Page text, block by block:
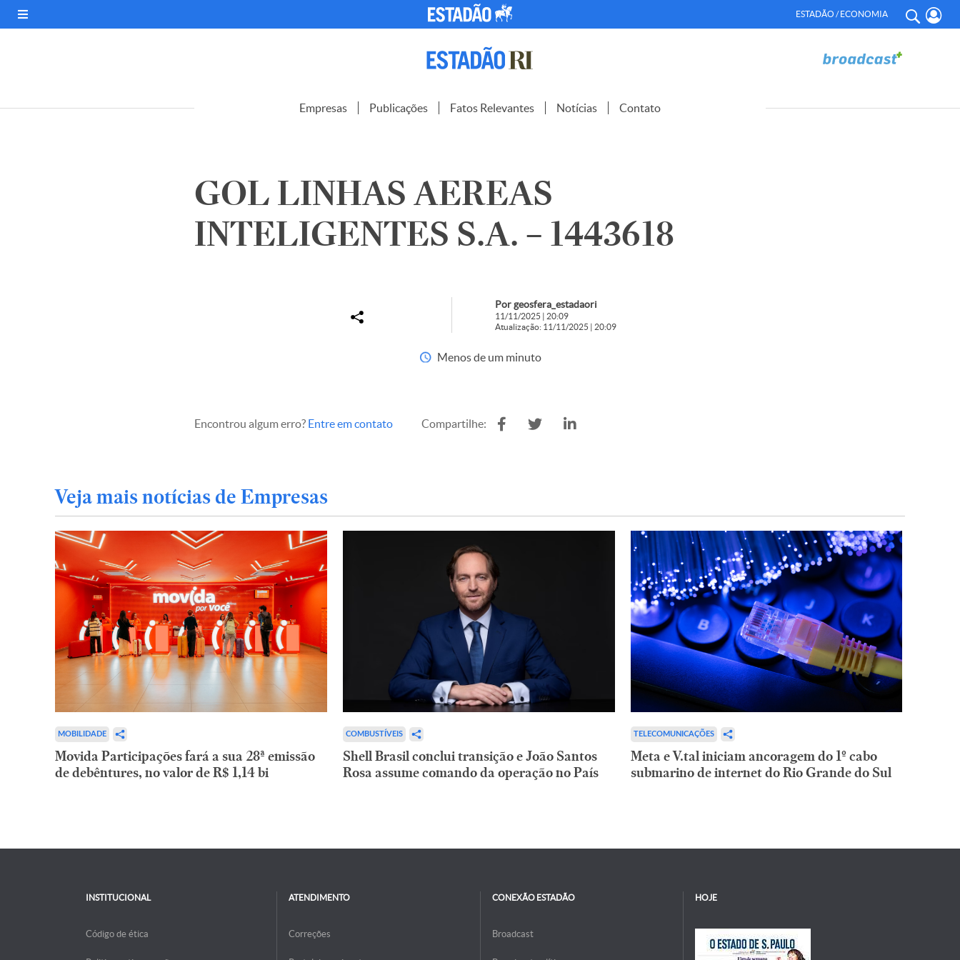
ESTADÃO / ECONOMIA
Empresas Publicações Fatos Relevantes Notícias Contato
GOL LINHAS AEREAS
INTELIGENTES S.A. – 1443618
Por geosfera_estadaori
11/11/2025 | 20:09
Atualização: 11/11/2025 | 20:09
Menos de um minuto
Encontrou algum erro? Entre em contato Compartilhe:
Veja mais notícias de Empresas
MOBILIDADE
Movida Participações fará a sua 28ª emissão
de debêntures, no valor de R$ 1,14 bi
COMBUSTÍVEIS
Shell Brasil conclui transição e João Santos
Rosa assume comando da operação no País
TELECOMUNICAÇÕES
Meta e V.tal iniciam ancoragem do 1º cabo
submarino de internet do Rio Grande do Sul
INSTITUCIONAL
Código de ética
ATENDIMENTO
Correções
CONEXÃO ESTADÃO
Broadcast
HOJE